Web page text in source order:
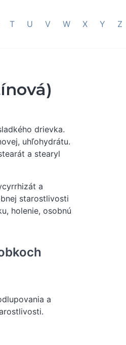
T U V W X Y Z
drievka.
uhľohydrátu.
a stearyl
a
starostlivosti
holenie, osobnú
a